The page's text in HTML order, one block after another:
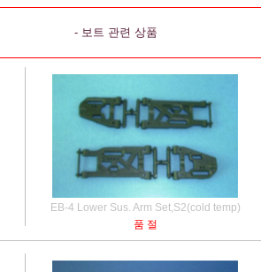
- 보트 관련 상품
EB-4 Lower Sus. Arm Set,S2(cold temp)
품 절